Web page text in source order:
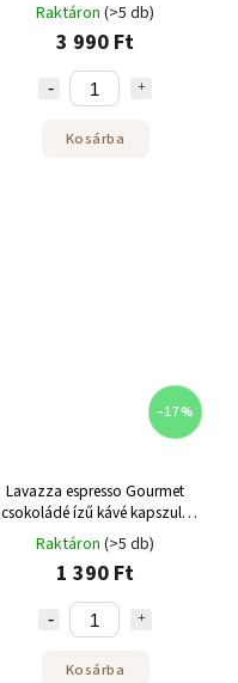
Raktáron (>5 db)
3 990 Ft
Kosárba
–17 %
Lavazza espresso Gourmet
csokoládé ízű kávé kapszula
Nespresso-hoz 10 db
Raktáron (>5 db)
1 390 Ft
Kosárba